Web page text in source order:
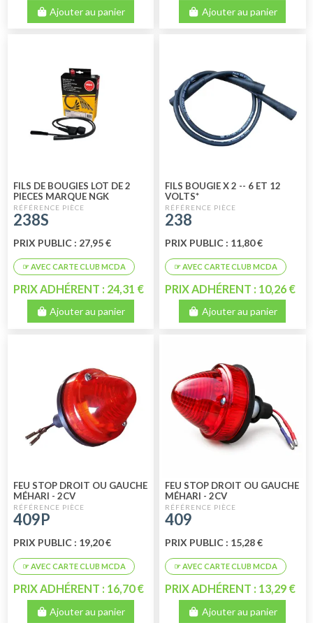
Ajouter au panier Ajouter au panier
FILS DE BOUGIES LOT DE 2
PIECES MARQUE NGK
238S
PRIX PUBLIC : 27,95 €
PRIX ADHÉRENT : 24,31 €
Ajouter au panier
FILS BOUGIE X 2 -- 6 ET 12
VOLTS*
238
PRIX PUBLIC : 11,80 €
PRIX ADHÉRENT : 10,26 €
Ajouter au panier
FEU STOP DROIT OU GAUCHE
MÉHARI - 2CV
FOURGONNETTE
PERFORMANCE
409P
PRIX PUBLIC : 19,20 €
PRIX ADHÉRENT : 16,70 €
Ajouter au panier
FEU STOP DROIT OU GAUCHE
MÉHARI - 2CV
FOURGONNETTE 1ER PRIX
409
PRIX PUBLIC : 15,28 €
PRIX ADHÉRENT : 13,29 €
Ajouter au panier